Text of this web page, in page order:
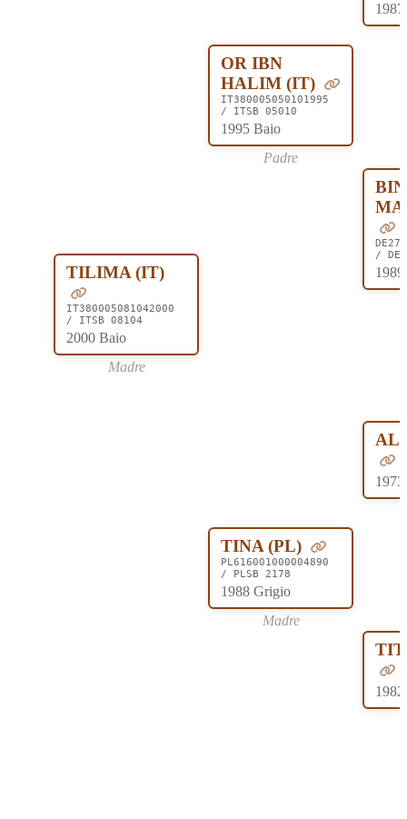
TILIMA (IT)
IT380005081042000
/ ITSB 08104
2000 Baio
Madre
OR IBN
HALIM (IT)
IT380005050101995
/ ITSB 05010
1995 Baio
Padre
/
TINA (PL)
PL616001000004890
/ PLSB 2178
1988 Grigio
Madre